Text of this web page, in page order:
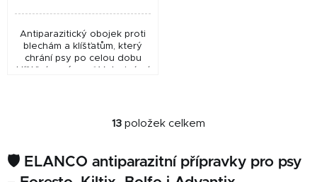
Antiparazitický obojek proti
blechám a klíšťatům, který
chrání psy po celou dobu
O
l
á
13 položek celkem
🛡️ ELANCO antiparazitní přípravky pro psy